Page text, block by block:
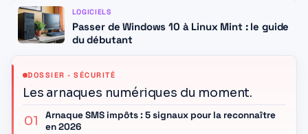
LOGICIELS
Passer de Windows 10 à Linux Mint : le guide
du débutant
DOSSIER · SÉCURITÉ
Les arnaques numériques du moment.
01
Arnaque SMS impôts : 5 signaux pour la reconnaître
en 2026